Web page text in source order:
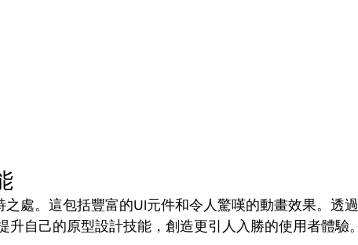
處。這包括豐富的UI元件和令人驚嘆的動畫效果。透過
自己的原型設計技能，創造更引人入勝的使用者體驗。